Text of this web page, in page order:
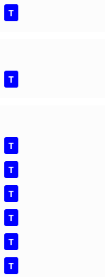
T
T
T
T
T
T
T
T